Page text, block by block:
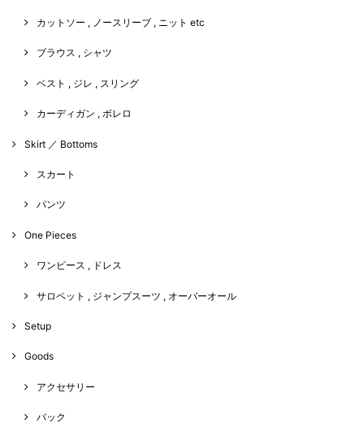
カットソー , ノースリーブ , ニット etc
ブラウス , シャツ
ベスト , ジレ , スリング
カーディガン , ボレロ
Skirt ／ Bottoms
スカート
パンツ
One Pieces
ワンピース , ドレス
サロペット , ジャンプスーツ , オーバーオール
Setup
Goods
アクセサリー
バック